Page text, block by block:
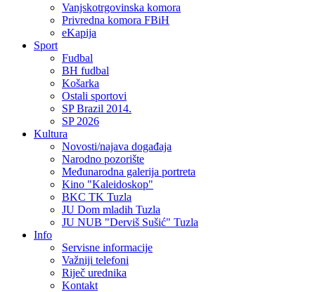
Vanjskotrgovinska komora
Privredna komora FBiH
eKapija
Sport
Fudbal
BH fudbal
Košarka
Ostali sportovi
SP Brazil 2014.
SP 2026
Kultura
Novosti/najava događaja
Narodno pozorište
Međunarodna galerija portreta
Kino "Kaleidoskop"
BKC TK Tuzla
JU Dom mladih Tuzla
JU NUB "Derviš Sušić" Tuzla
Info
Servisne informacije
Važniji telefoni
Riječ urednika
Kontakt